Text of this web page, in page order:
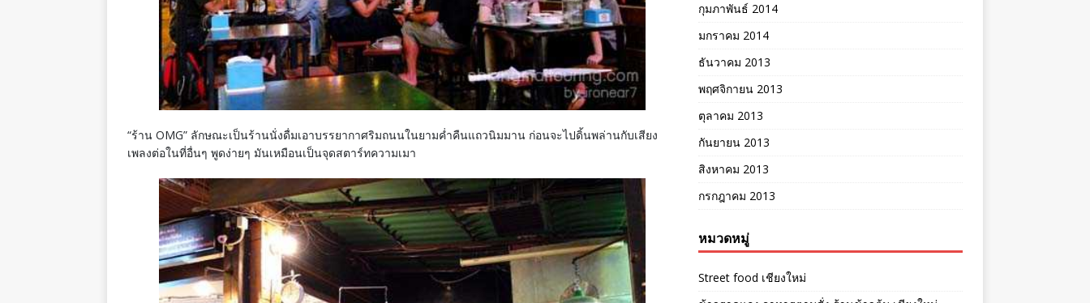
“ร้าน OMG” ลักษณะเป็นร้านนั่งดื่มเอาบรรยากาศริมถนนในยามค่ำคืนแถวนิมมาน ก่อนจะไปดิ้นพล่านกับเสียง
เพลงต่อในที่อื่นๆ พูดง่ายๆ มันเหมือนเป็นจุดสตาร์ทความเมา
กุมภาพันธ์ 2014
มกราคม 2014
ธันวาคม 2013
พฤศจิกายน 2013
ตุลาคม 2013
กันยายน 2013
สิงหาคม 2013
กรกฎาคม 2013
หมวดหมู่
Street food เชียงใหม่